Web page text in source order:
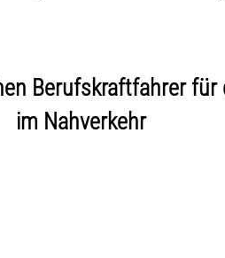
Berufskraftfahrer
im Nahverkehr